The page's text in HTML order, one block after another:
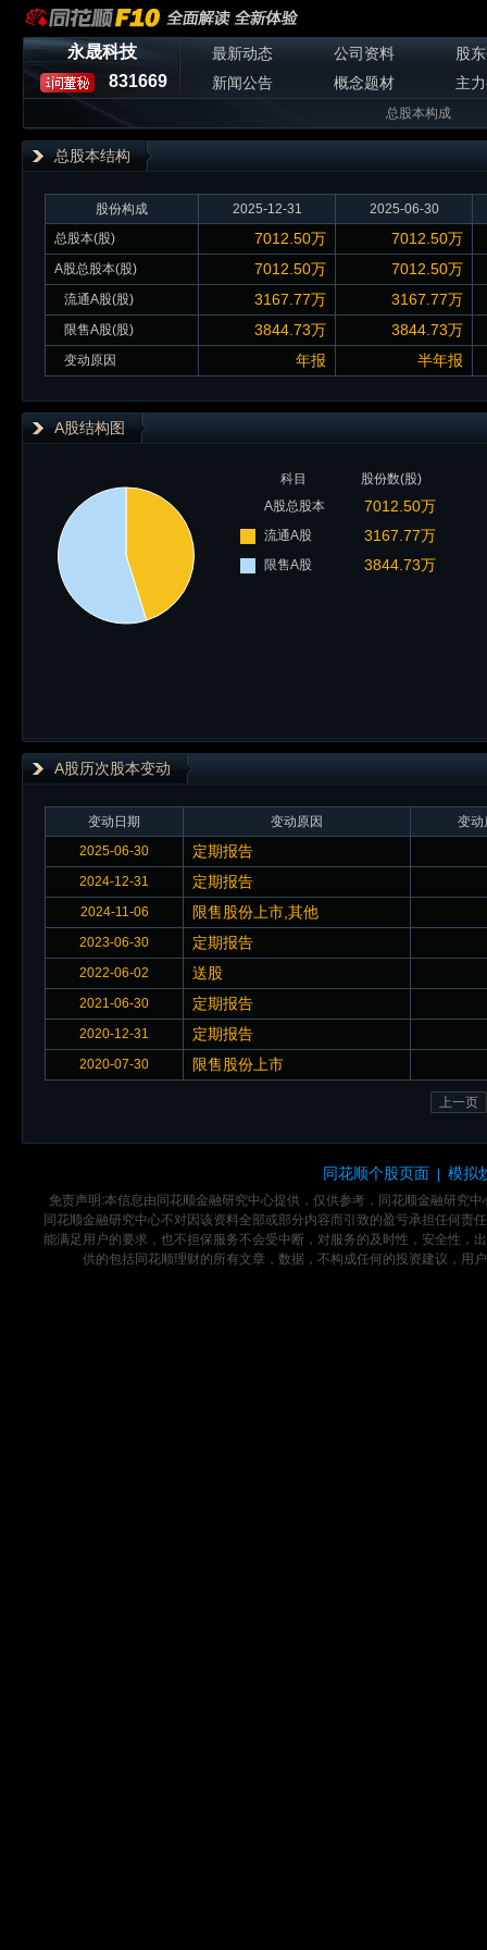
永晟科技
831669
最新动态 公司资料
股
新闻公告
概念题材 主
总股本构成
总股本结构
股份构成 2025-12-31
2025-06-30
总股本(股)
7012.50万 7012.50万
A股总股本(股) 7012.50万 7012.50万
流通A股(股) 3167.77万 3167.77万
限售A股(股) 3844.73万 3844.73万
变动原因 年报 半年报
A股结构图
科目
股份数(股)
A股总股本
7012.50万
流通A股 3167.77万
限售A股 3844.73万
A股历次股本变动
变动日期 变动原因
变动
2025-06-30
定期报告
2024-12-31 定期报告
2024-11-06 限售股份上市,其他
2023-06-30 定期报告
2022-06-02 送股
2021-06-30 定期报告
2020-12-31 定期报告
2020-07-30 限售股份上市
上一页
同花顺个股页面 模拟
免责声明:本信息由同花顺金融研究中心提供，仅供参考，同花顺金融研究
同花顺金融研究中心不对因该资料全部或部分内容而引致的盈亏承担任何
能满足用户的要求，也不担保服务不会受中断，对服务的及时性，安全性，
供的包括同花顺理财的所有文章，数据，不构成任何的投资建议，用